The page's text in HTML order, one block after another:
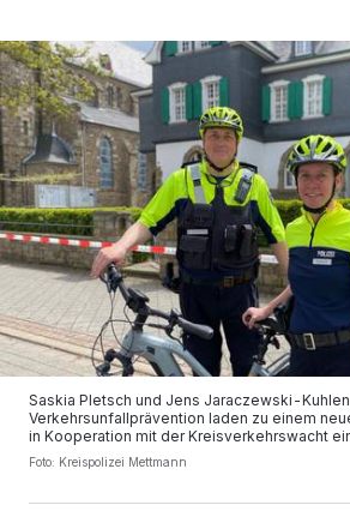
Saskia Pletsch und Jens Jaraczewski-
Verkehrsunfallprävention laden zu einem
in Kooperation mit der Kreisverkehrswacht
Foto: Kreispolizei Mettmann